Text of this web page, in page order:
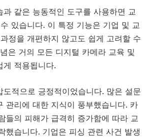
과 같은 능동적인 도구를 사용하면 교
있습니다. 이 특정 기능은 기업 및 교
정을 개편하지 않고도 쉽게 고려할 수
은 거의 모든 디지털 카메라 교육 및
게 적용됩니다.
도적으로 긍정적이었습니다. 많은 설문
관리에 대한 지식이 풍부했습니다. 카
들의 피해가 급격히 증가함에 따라 교
했습니다. 기업은 피싱 관련 사건 발생